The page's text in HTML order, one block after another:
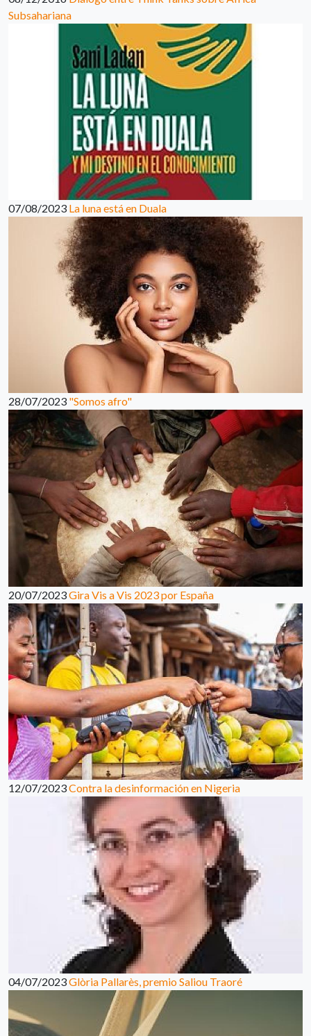
Subsahariana
07/08/2023 La luna está en Duala
28/07/2023 "Somos afro"
20/07/2023Gira Vis a Vis 2023 por España
12/07/2023Contra la desinformación en Nigeria
04/07/2023Glòria Pallarès, premio Saliou Traoré